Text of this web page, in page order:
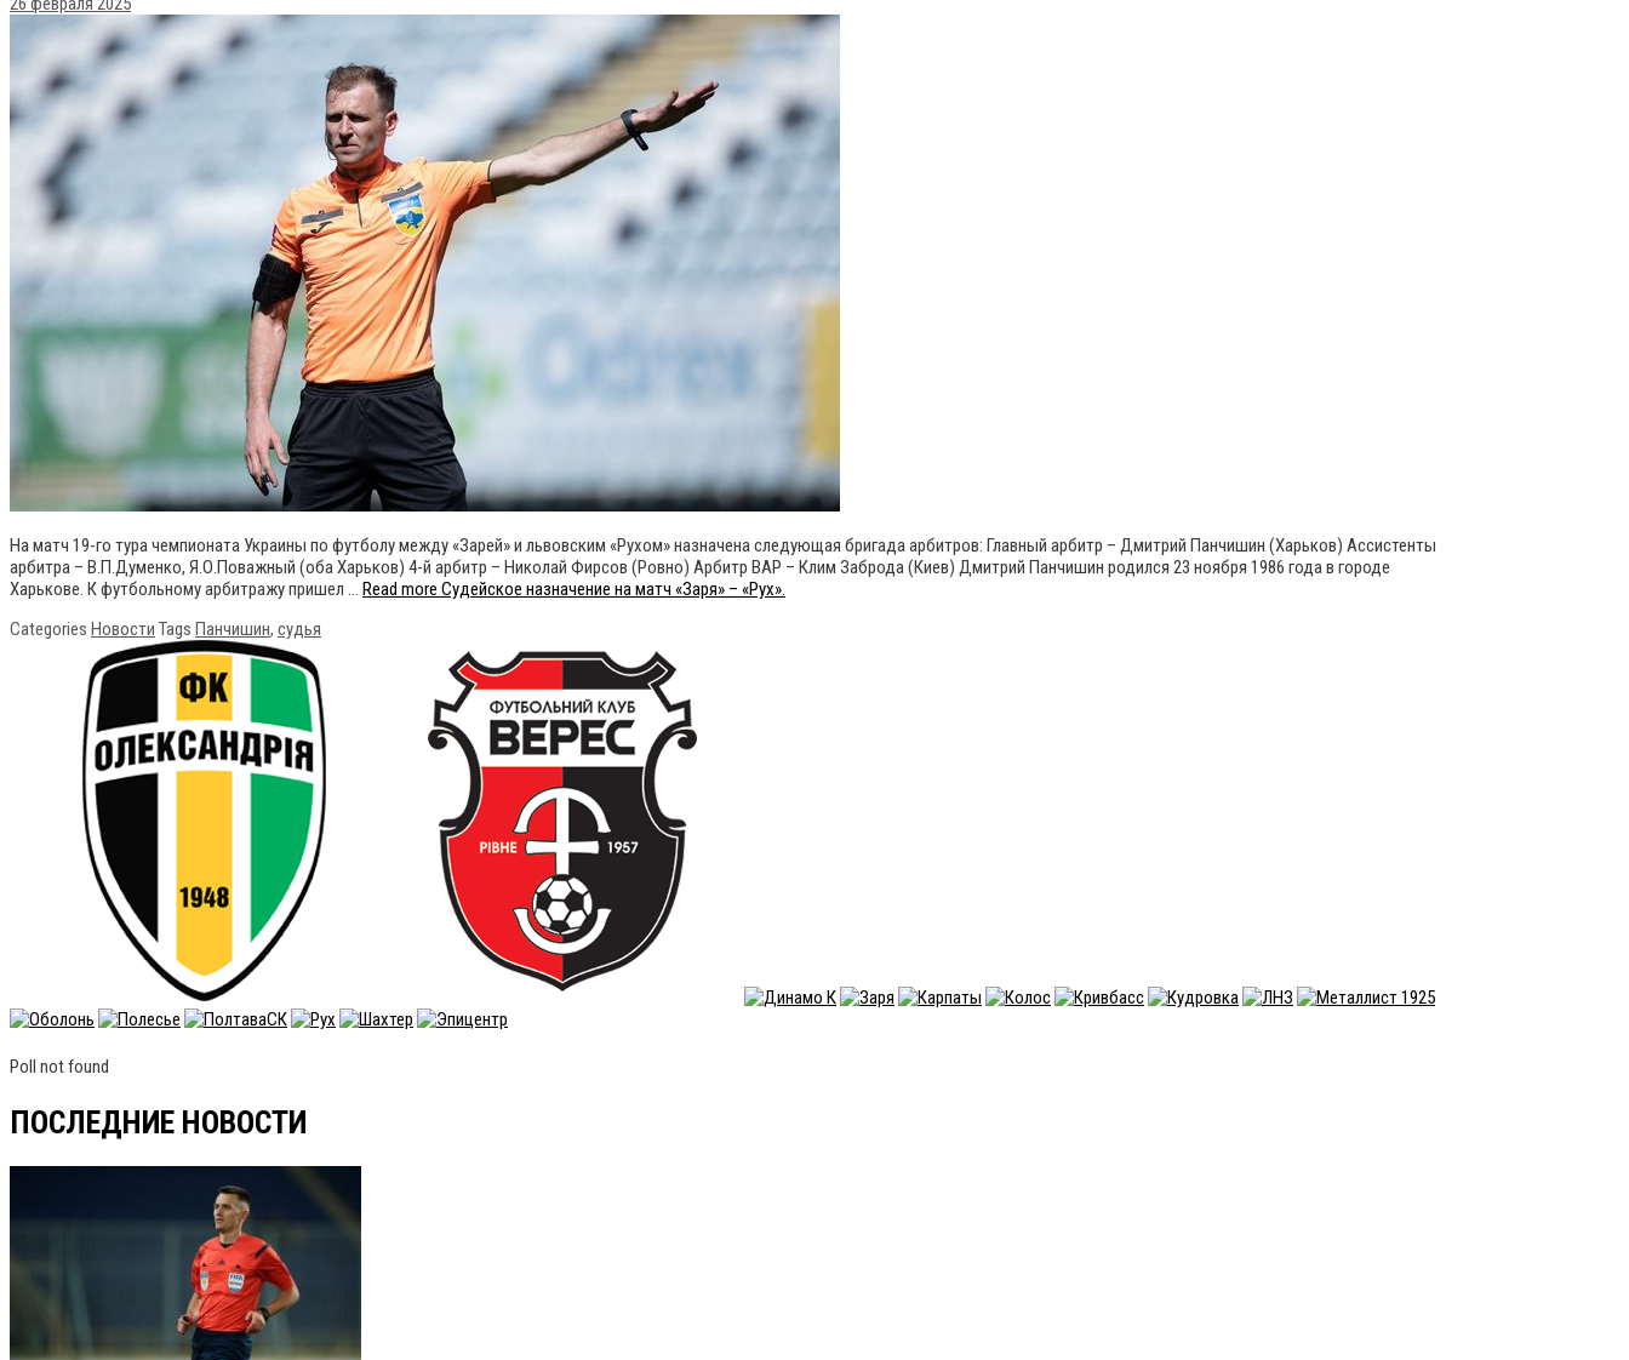
На матч 19-го тура чемпионата Украины по футболу между «Зарей» и львовским «Рухом» назначена следующая бригада арбитров: Главный арбитр – Дмитрий Панчишин (Харьков) Ассистенты
арбитра – В.П.Думенко, Я.О.Поважный (оба Харьков) 4-й арбитр – Николай Фирсов (Ровно) Арбитр ВАР – Клим Заброда (Киев) Дмитрий Панчишин родился 23 ноября 1986 года в городе
Харькове. К футбольному арбитражу пришел … Read more Судейское назначение на матч «Заря» – «Рух».
Categories Новости Tags Панчишин, судья
Poll not found
ПОСЛЕДНИЕ НОВОСТИ